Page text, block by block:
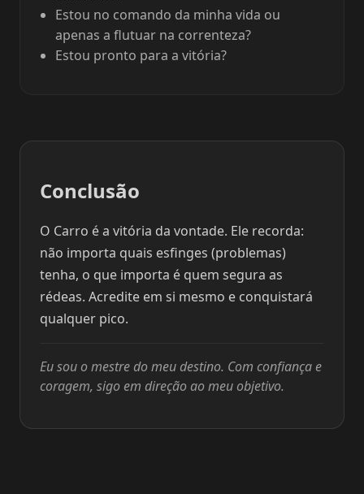
Estou no comando da minha vida ou
apenas a flutuar na correnteza?
Estou pronto para a vitória?
Conclusão
O Carro é a vitória da vontade. Ele recorda:
não importa quais esfinges (problemas)
tenha, o que importa é quem segura as
rédeas. Acredite em si mesmo e conquistará
qualquer pico.
Eu sou o mestre do meu destino. Com confiança e
coragem, sigo em direção ao meu objetivo.